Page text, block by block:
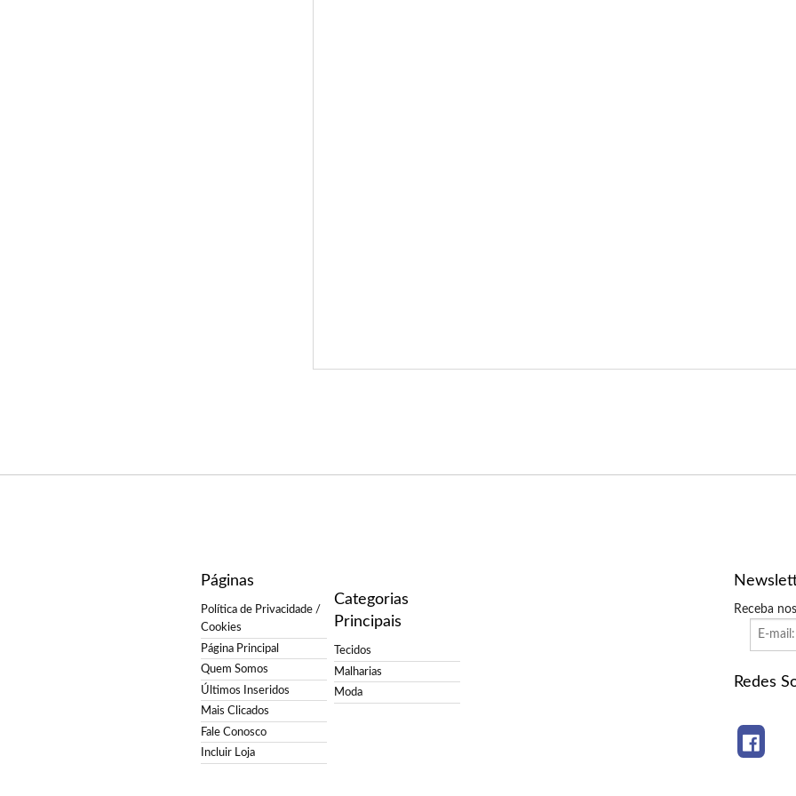
Páginas
Política de Privacidade /
Cookies
Página Principal
Quem Somos
Últimos Inseridos
Mais Clicados
Fale Conosco
Incluir Loja
Categorias
Principais
Tecidos
Malharias
Moda
Receba
Redes